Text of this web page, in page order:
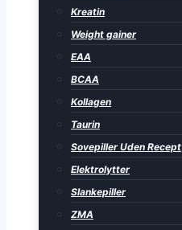
Kreatin
Weight gainer
EAA
BCAA
Kollagen
Taurin
Sovepiller Uden Recept
Elektrolytter
Slankepiller
ZMA